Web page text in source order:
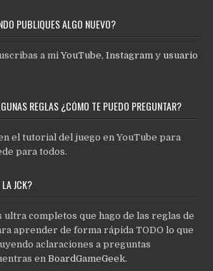
PUBLIQUES ALGO NUEVO?
a miYouTube,Instagram y usuario
REGLAS ¿CÓMO TE PUEDO PREGUNTAR?
el tutorial del juego en YouTube para
para todos.
JCK?
ultra completos que hago de las reglas de
aprender de forma rápida TODO lo que
aclaraciones a preguntas
enBoardGameGeek.